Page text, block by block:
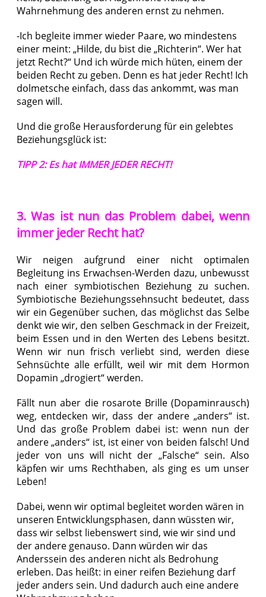
Wahrnehmung des anderen ernst zu nehmen.
-Ich begleite immer wieder Paare, wo mindestens
einer meint: „Hilde, du bist die „Richterin“. Wer hat
jetzt Recht?“ Und ich würde mich hüten, einem der
beiden Recht zu geben. Denn es hat jeder Recht! Ich
dolmetsche einfach, dass das ankommt, was man
sagen will.
Und die große Herausforderung für ein gelebtes
Beziehungsglück ist:
TIPP 2: Es hat IMMER JEDER RECHT!
3. Was ist nun das Problem dabei, wenn
immer jeder Recht hat?
Wir neigen aufgrund einer nicht optimalen
Begleitung ins Erwachsen-Werden dazu, unbewusst
nach einer symbiotischen Beziehung zu suchen.
Symbiotische Beziehungssehnsucht bedeutet, dass
wir ein Gegenüber suchen, das möglichst das Selbe
denkt wie wir, den selben Geschmack in der Freizeit,
beim Essen und in den Werten des Lebens besitzt.
Wenn wir nun frisch verliebt sind, werden diese
Sehnsüchte alle erfüllt, weil wir mit dem Hormon
Dopamin „drogiert“ werden.
Fällt nun aber die rosarote Brille (Dopaminrausch)
weg, entdecken wir, dass der andere „anders“ ist.
Und das große Problem dabei ist: wenn nun der
andere „anders“ ist, ist einer von beiden falsch! Und
jeder von uns will nicht der „Falsche“ sein. Also
käpfen wir ums Rechthaben, als ging es um unser
Leben!
Dabei, wenn wir optimal begleitet worden wären in
unseren Entwicklungsphasen, dann wüssten wir,
dass wir selbst liebenswert sind, wie wir sind und
der andere genauso. Dann würden wir das
Anderssein des anderen nicht als Bedrohung
erleben. Das heißt: in einer reifen Beziehung darf
jeder anders sein. Und dadurch auch eine andere